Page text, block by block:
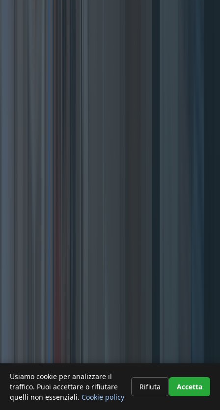
Farmacia mōre skin lab
Usiamo cookie per analizzare il
traffico. Puoi accettare o rifiutare
quelli non essenziali. Cookie policy
Rifiuta Accetta